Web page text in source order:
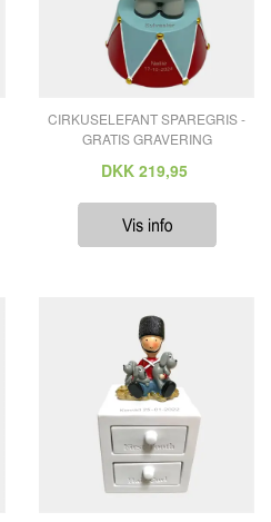
CIRKUSELEFANT SPAREGRIS -
GRATIS GRAVERING
DKK 219,95